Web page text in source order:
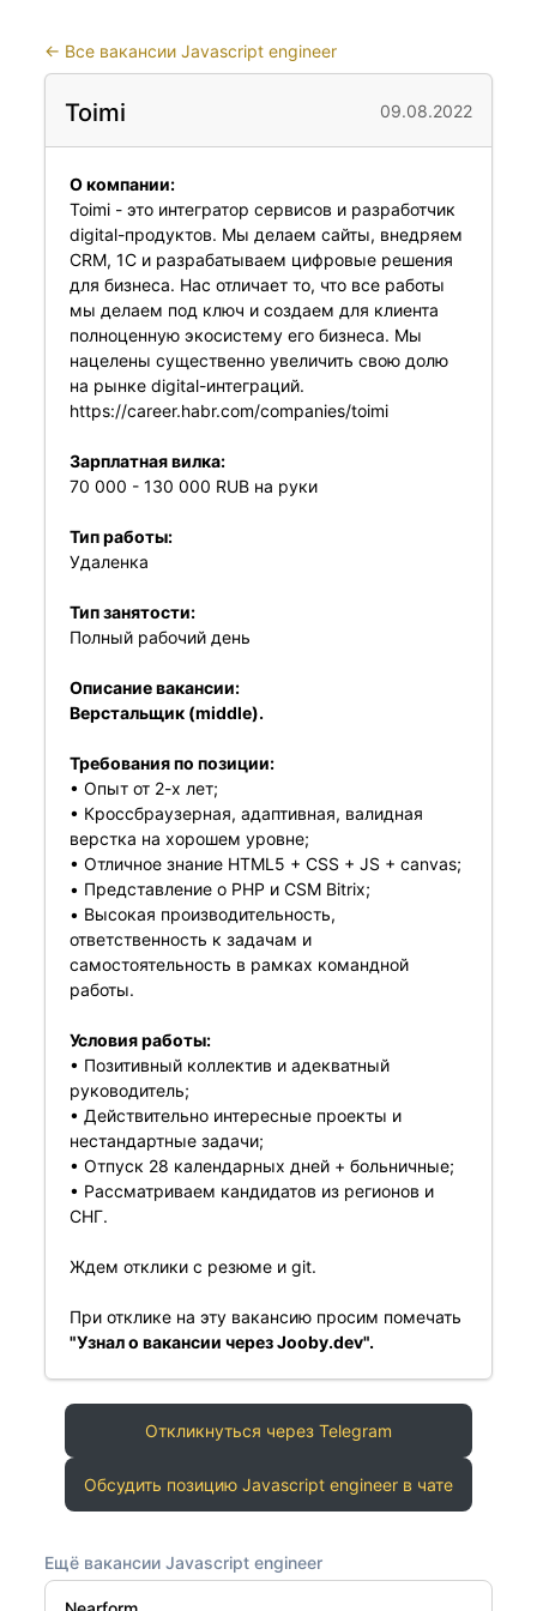
← Все вакансии Javascript engineer
Toimi 09.08.2022
О компании:
Toimi - это интегратор сервисов и разработчик
digital-продуктов. Мы делаем сайты, внедряем
CRM, 1C и разрабатываем цифровые решения
для бизнеса. Нас отличает то, что все работы
мы делаем под ключ и создаем для клиента
полноценную экосистему его бизнеса. Мы
нацелены существенно увеличить свою долю
на рынке digital-интеграций.
https://career.habr.com/companies/toimi
Зарплатная вилка:
70 000 - 130 000 RUB на руки
Тип работы:
Удаленка
Тип занятости:
Полный рабочий день
Описание вакансии:
Верстальщик (middle).
Требования по позиции:
• Опыт от 2-х лет;
• Кроссбраузерная, адаптивная, валидная
верстка на хорошем уровне;
• Отличное знание HTML5 + CSS + JS + canvas;
• Представление о PHP и CSM Bitrix;
• Высокая производительность,
ответственность к задачам и
самостоятельность в рамках командной
работы.
Условия работы:
• Позитивный коллектив и адекватный
руководитель;
• Действительно интересные проекты и
нестандартные задачи;
• Отпуск 28 календарных дней + больничные;
• Рассматриваем кандидатов из регионов и
СНГ.
Ждем отклики с резюме и git.
При отклике на эту вакансию просим помечать
"Узнал о вакансии через Jooby.dev".
Откликнуться через Telegram
Обсудить позицию Javascript engineer в чате
Ещё вакансии Javascript engineer